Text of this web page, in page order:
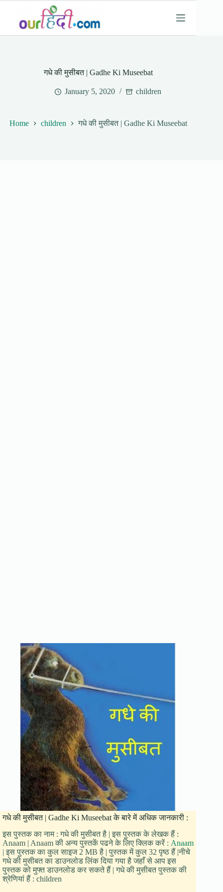
content
गधे की मुसीबत | Gadhe Ki Museebat
January 5, 2020 children
Home children गधे की मुसीबत | Gadhe Ki Museebat
गधे की मुसीबत | Gadhe Ki Museebat के बारे में अधिक जानकारी :
इस पुस्तक का नाम : गधे की मुसीबत है | इस पुस्तक के लेखक हैं :
Anaam | Anaam की अन्य पुस्तकें पढने के लिए क्लिक करें : Anaam
| इस पुस्तक का कुल साइज 2 MB है | पुस्तक में कुल 32 पृष्ठ हैं |नीचे
गधे की मुसीबत का डाउनलोड लिंक दिया गया है जहाँ से आप इस
पुस्तक को मुफ्त डाउनलोड कर सकते हैं | गधे की मुसीबत पुस्तक की
श्रेणियां हैं : children